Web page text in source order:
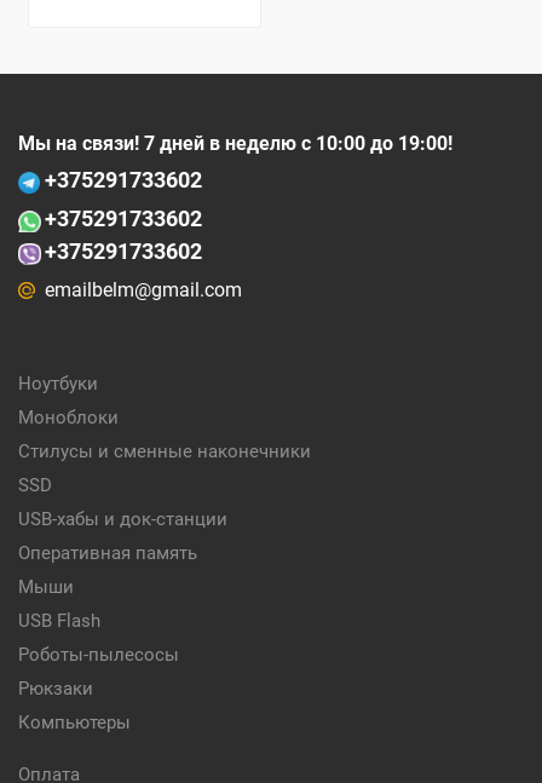
Мы на связи! 7 дней в неделю с 10:00 до 19:00!
+375291733602
+375291733602
+375291733602
emailbelm@gmail.com
Ноутбуки
Моноблоки
Стилусы и сменные наконечники
SSD
USB-хабы и док-станции
Оперативная память
Мыши
USB Flash
Роботы-пылесосы
Рюкзаки
Компьютеры
Оплата